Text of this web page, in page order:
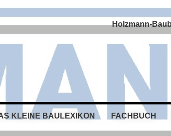
Holzmann-
KLEINE BAULEXIKON FACHBUCH